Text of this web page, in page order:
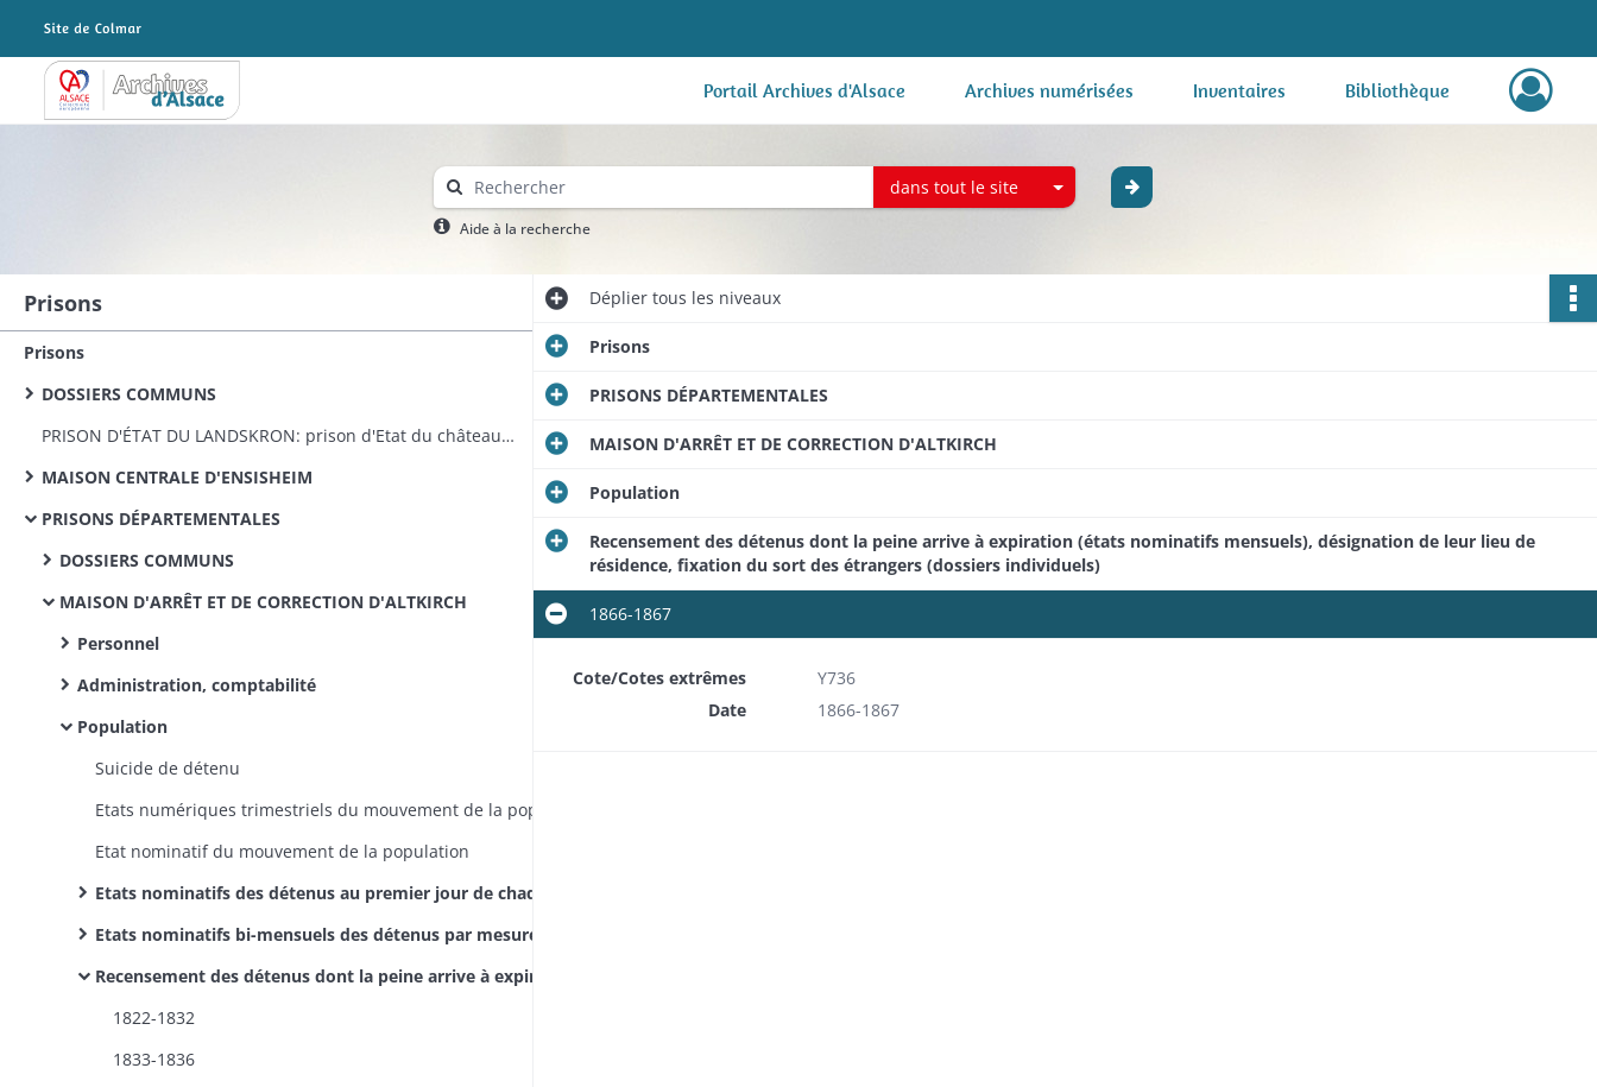
Archives Alsace - Colmar Portail Archives d'Alsace Archives numérisées Inventaires Bibliothèque
dans tout le site
Aide à la recherche
Prisons
Prisons
DOSSIERS COMMUNS
PRISON D'ÉTAT DU LANDSKRON: prison d'Etat du château du Landskron: remise par le Génie militaire, travaux d'appropriation et réparations, personnel
MAISON CENTRALE D'ENSISHEIM
PRISONS DÉPARTEMENTALES
DOSSIERS COMMUNS
MAISON D'ARRÊT ET DE CORRECTION D'ALTKIRCH
Personnel
Administration, comptabilité
Population
Suicide de détenu
Etat nominatif du mouvement de la population
Etats nominatifs des détenus au premier jour de chaque mois
Etats nominatifs bi-mensuels des détenus par mesure administrative (Français et étrangers dépourvus de papiers en règle et vagabonds, personnes atteintes d'aliénation mentale) indiquant la décision prise à leur égard
Recensement des détenus dont la peine arrive à expiration (états nominatifs mensuels), désignation de leur lieu de résidence, fixation du sort des étrangers (dossiers individuels)
1822-1832
1833-1836
Dépliertous les niveaux
Prisons
PRISONS DÉPARTEMENTALES
MAISON D'ARRÊT ET DE CORRECTION D'ALTKIRCH
Population
Recensement des détenus dont la peine arrive à expiration (états nominatifs mensuels), désignation de leur lieu de
résidence, fixation du sort des étrangers (dossiers individuels)
1866-1867
Cote/Cotes extrêmes
Y736
Date
1866-1867